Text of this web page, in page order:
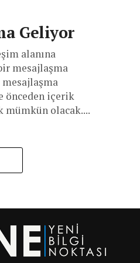
Geliyor
alanına
mesajlaşma
önceden içerik
mümkün olacak....